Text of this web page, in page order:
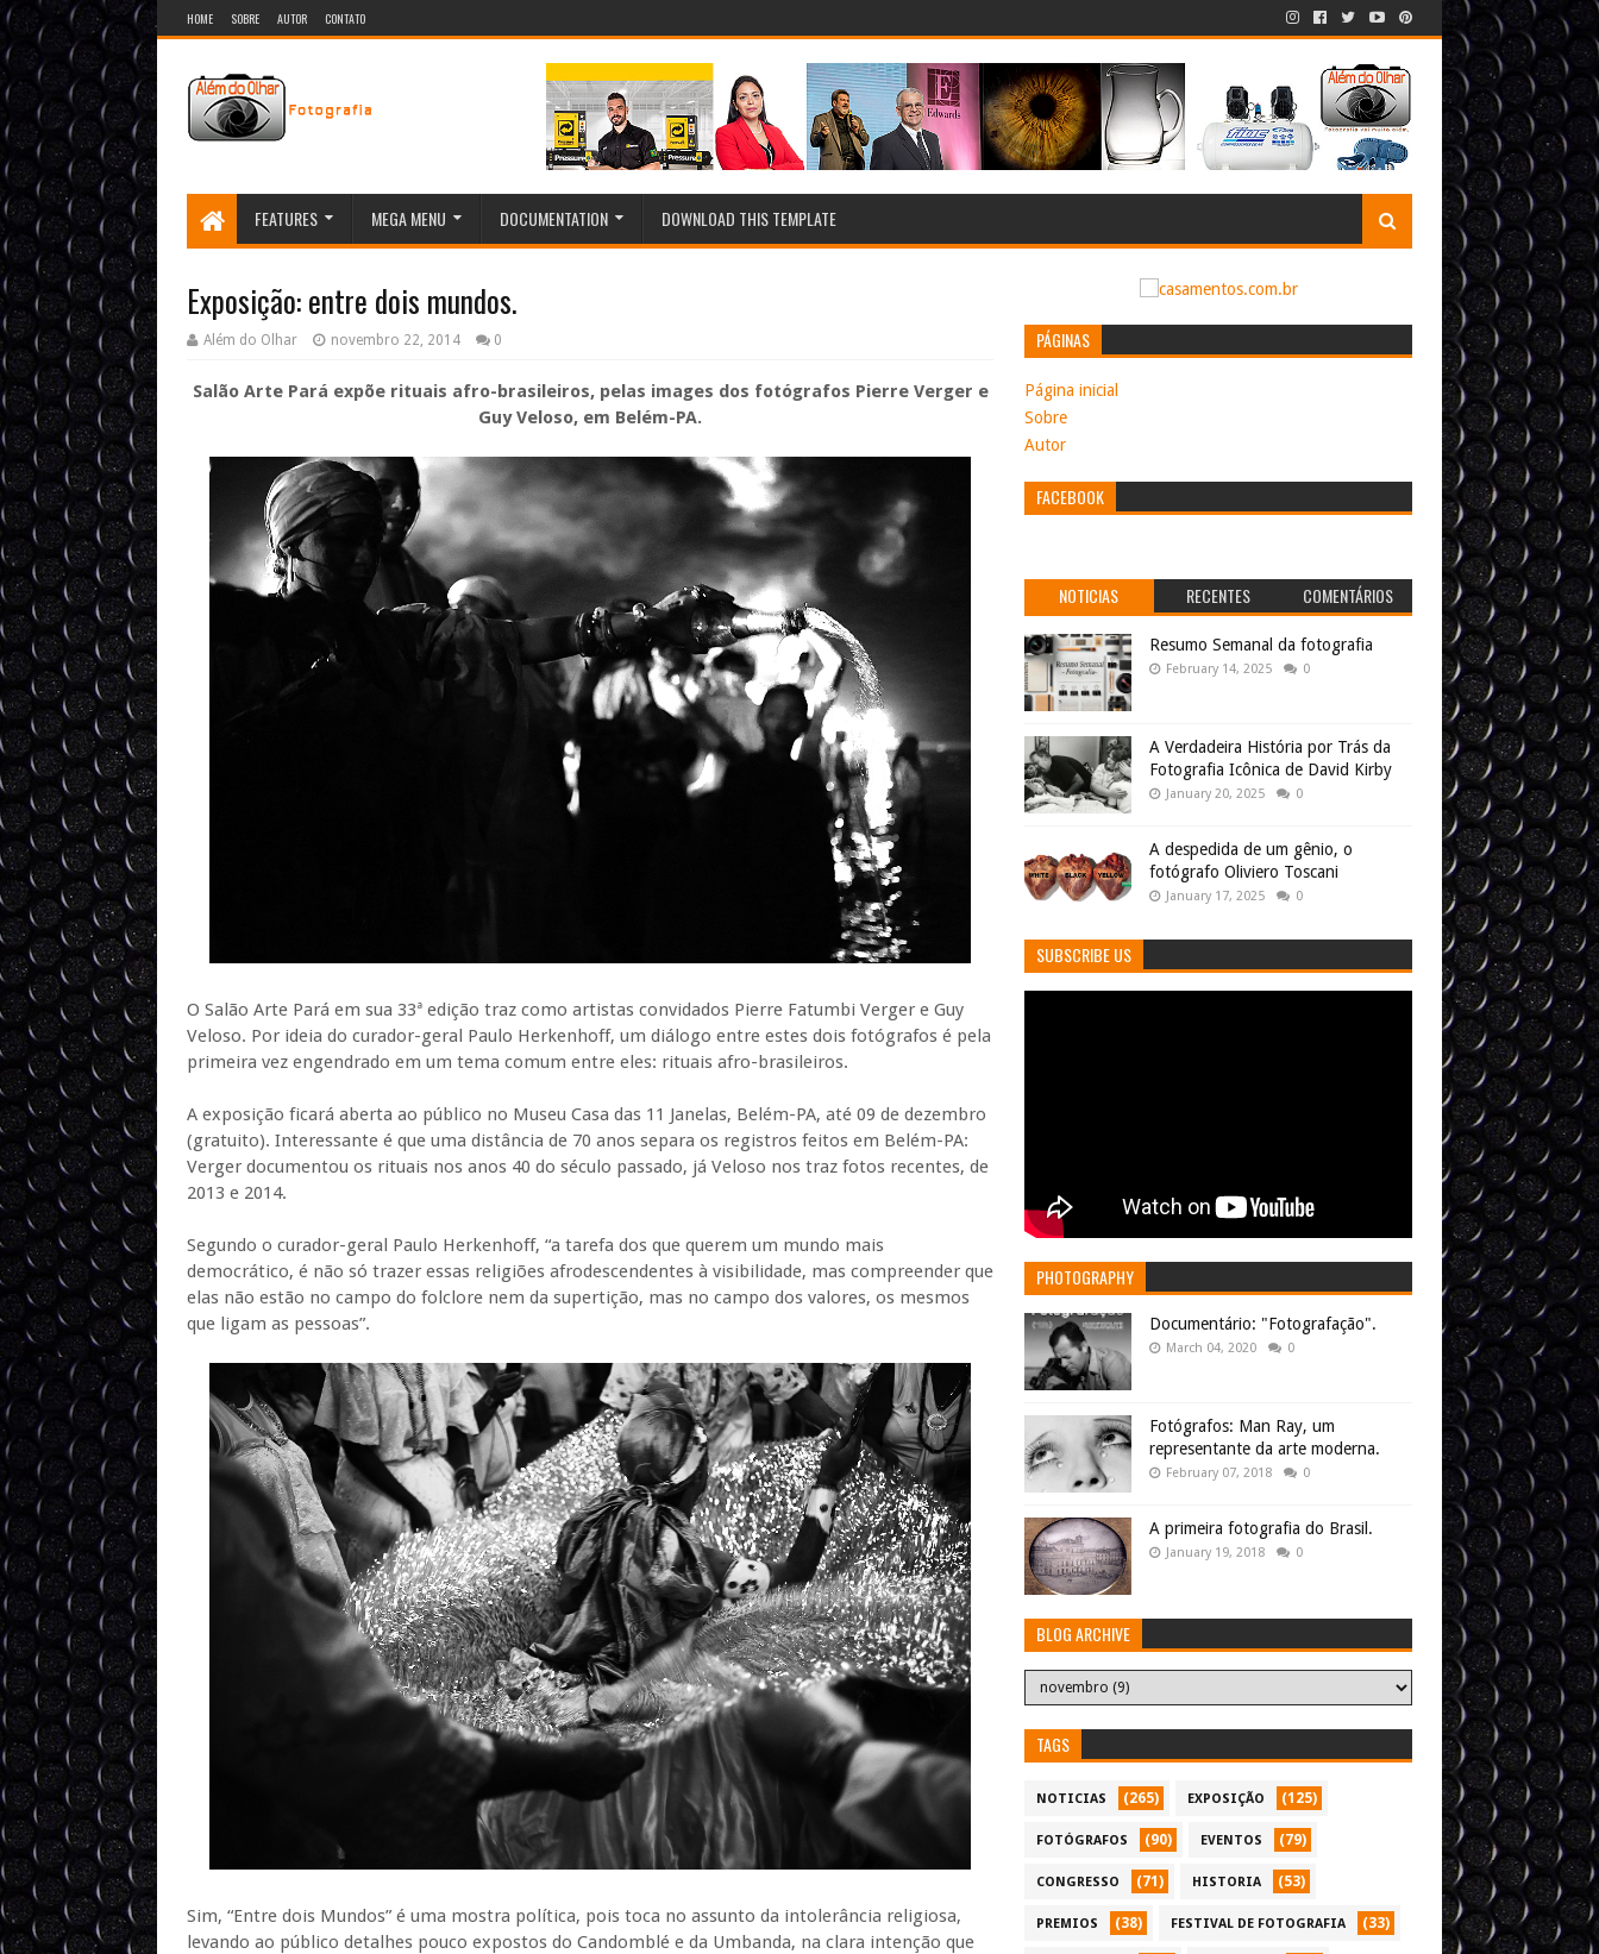
HOME SOBRE AUTOR CONTATO
FEATURES MEGA MENU DOCUMENTATION DOWNLOAD THIS TEMPLATE
Exposição: entre dois mundos.
Além do Olhar novembro 22, 2014 0
Salão Arte Pará expõe rituais afro-brasileiros, pelas images dos fotógrafos Pierre Verger e
Guy Veloso, em Belém-PA.
O Salão Arte Pará em sua 33ª edição traz como artistas convidados Pierre Fatumbi Verger e Guy
Veloso. Por ideia do curador-geral Paulo Herkenhoff, um diálogo entre estes dois fotógrafos é pela
primeira vez engendrado em um tema comum entre eles: rituais afro-brasileiros.
A exposição ficará aberta ao público no Museu Casa das 11 Janelas, Belém-PA, até 09 de dezembro
(gratuito). Interessante é que uma distância de 70 anos separa os registros feitos em Belém-PA:
Verger documentou os rituais nos anos 40 do século passado, já Veloso nos traz fotos recentes, de
2013 e 2014.
Segundo o curador-geral Paulo Herkenhoff, “a tarefa dos que querem um mundo mais
democrático, é não só trazer essas religiões afrodescendentes à visibilidade, mas compreender que
elas não estão no campo do folclore nem da supertição, mas no campo dos valores, os mesmos
que ligam as pessoas”.
Sim, “Entre dois Mundos” é uma mostra política, pois toca no assunto da intolerância religiosa,
levando ao público detalhes pouco expostos do Candomblé e da Umbanda, na clara intenção que
PÁGINAS
Página inicial
Sobre
Autor
FACEBOOK
NOTICIAS RECENTES COMENTÁRIOS
Resumo Semanal da fotografia
February 14, 2025 0
A Verdadeira História por Trás da
Fotografia Icônica de David Kirby
January 20, 2025 0
A despedida de um gênio, o
fotógrafo Oliviero Toscani
January 17, 2025 0
SUBSCRIBE US
PHOTOGRAPHY
Documentário: "Fotografação".
March 04, 2020 0
Fotógrafos: Man Ray, um
representante da arte moderna.
February 07, 2018 0
A primeira fotografia do Brasil.
January 19, 2018 0
BLOG ARCHIVE
TAGS
NOTICIAS (265) EXPOSIÇÃO (125)
FOTÓGRAFOS (90) EVENTOS (79)
CONGRESSO (71) HISTORIA (53)
PREMIOS (38) FESTIVAL DE FOTOGRAFIA (33)